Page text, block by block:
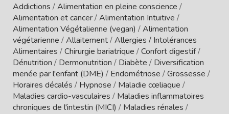
Addictions /Alimentation en pleine conscience /
Alimentation et cancer/Alimentation Intuitive /
Alimentation Végétalienne (vegan) /Alimentation
végétarienne /Allaitement/Allergies / Intolérances
Alimentaires /Chirurgie bariatrique /Confort digestif/
Dénutrition / Dermonutrition / Diabète / Diversification
menée par l'enfant (DME) / Endométriose /Grossesse /
Horaires décalés / Hypnose / Maladie cœliaque /
Maladies cardio-vasculaires / Maladies inflammatoires
chroniques de l'intestin (MICI) / Maladies rénales /